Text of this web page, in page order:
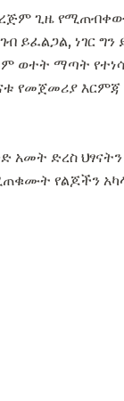
ጊዜ
ነገር ግን
ወተት ማጣት
የመጀመሪያ
አመት ድረስ
የልጆችን